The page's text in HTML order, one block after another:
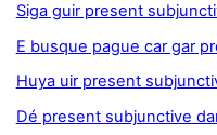
Siga guir present
E busque pague car gar
Huya uir present
Dé present subjunctive